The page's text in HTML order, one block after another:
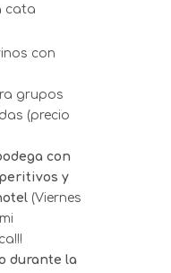
cata
con
grupos
(precio
con
y
(Viernes
durante la